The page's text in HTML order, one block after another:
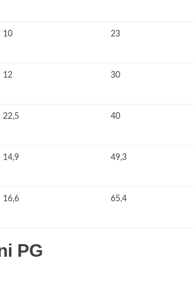
10 23
12 30
22,5 40
14,9 49,3
16,6 65,4
PG